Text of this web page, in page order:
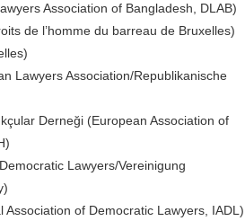
Association of Bangladesh, DLAB)
de l’homme du barreau de Bruxelles)
Lawyers Association/Republikanische
Derneği (European Association of
Lawyers/Vereinigung
of Democratic Lawyers, IADL)